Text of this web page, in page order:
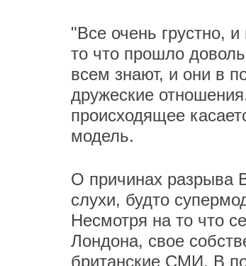
"Все очень грустно,
то что прошло
всем знают, и они в
дружеские
происходящее
модель.
О причинах разрыва
слухи, будто
Несмотря на то что
Лондона, свое
британские СМИ. В